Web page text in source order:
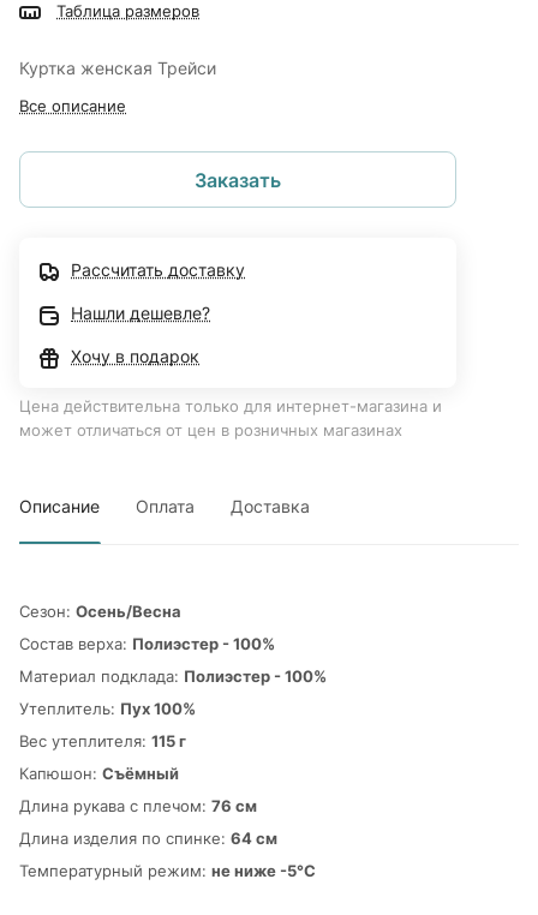
Таблица размеров
Куртка женская Трейси
Все описание
Заказать
Рассчитать доставку
Нашли дешевле?
Хочу в подарок
Цена действительна только для интернет-магазина и
может отличаться от цен в розничных магазинах
Описание Оплата Доставка
Сезон: Осень/Весна
Cостав верха: Полиэстер - 100%
Материал подклада: Полиэстер - 100%
Утеплитель: Пух 100%
Вес утеплителя: 115 г
Капюшон: Съёмный
Длина рукава с плечом: 76 см
Длина изделия по спинке: 64 см
Температурный режим: не ниже -5°С